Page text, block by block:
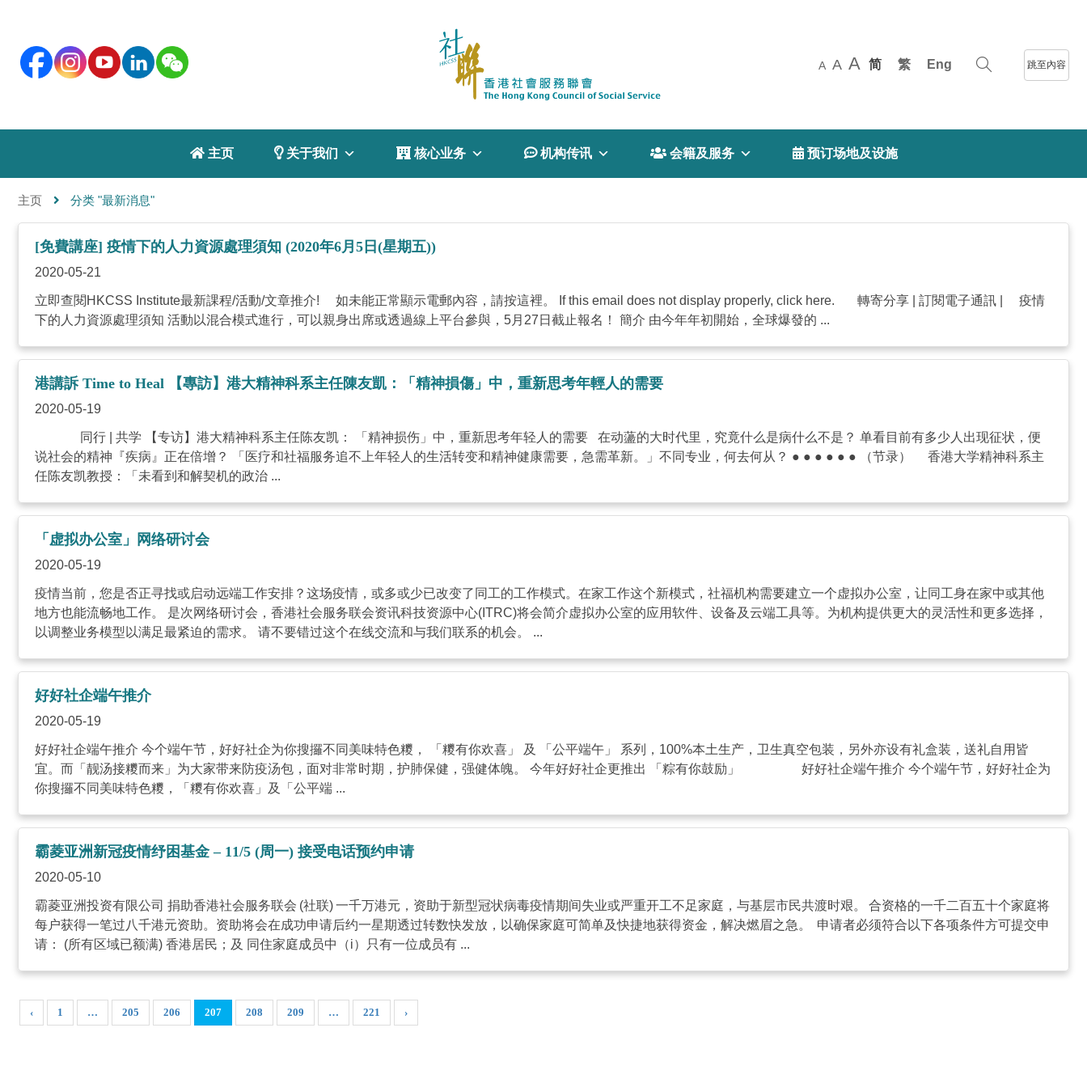
A A A 简 繁 Eng 跳至內容
 主页  关于我们  核心业务  机构传讯  会籍及服务  预订场地及设施
主页 分类 "最新消息"
[免費講座] 疫情下的人力資源處理須知 (2020年6月5日(星期五))
2020-05-21
立即查閱HKCSS Institute最新課程/活動/文章推介! 如未能正常顯示電郵內容，請按這裡。 If this email does not display properly, click here. 轉寄分享 | 訂閱電子通訊 | 疫情
下的人力資源處理須知 活動以混合模式進行，可以親身出席或透過線上平台參與，5月27日截止報名！ 簡介 由今年年初開始，全球爆發的 ...
港講訴 Time to Heal 【專訪】港大精神科系主任陳友凱：「精神損傷」中，重新思考年輕人的需要
2020-05-19
同行 | 共学 【专访】港大精神科系主任陈友凯： 「精神损伤」中，重新思考年轻人的需要 在动蘯的大时代里，究竟什么是病什么不是？ 单看目前有多少人出现征状，便
说社会的精神『疾病』正在倍增？ 「医疗和社福服务追不上年轻人的生活转变和精神健康需要，急需革新。」不同专业，何去何从？ ● ● ● ● ● ● （节录） 香港大学精神科系主
任陈友凯教授：「未看到和解契机的政治 ...
「虚拟办公室」网络研讨会
2020-05-19
疫情当前，您是否正寻找或启动远端工作安排？这场疫情，或多或少已改变了同工的工作模式。在家工作这个新模式，社福机构需要建立一个虚拟办公室，让同工身在家中或其他
地方也能流畅地工作。 是次网络研讨会，香港社会服务联会资讯科技资源中心(ITRC)将会简介虚拟办公室的应用软件、设备及云端工具等。为机构提供更大的灵活性和更多选择，
以调整业务模型以满足最紧迫的需求。 请不要错过这个在线交流和与我们联系的机会。 ...
好好社企端午推介
2020-05-19
好好社企端午推介 今个端午节，好好社企为你搜攞不同美味特色糭， 「糭有你欢喜」 及 「公平端午」 系列，100%本土生产，卫生真空包装，另外亦设有礼盒装，送礼自用皆
宜。而「靓汤接糭而来」为大家带来防疫汤包，面对非常时期，护肺保健，强健体魄。 今年好好社企更推出 「粽有你鼓励」 好好社企端午推介 今个端午节，好好社企为
你搜攞不同美味特色糭，「糭有你欢喜」及「公平端 ...
霸菱亚洲新冠疫情纾困基金 – 11/5 (周一) 接受电话预约申请
2020-05-10
霸菱亚洲投资有限公司 捐助香港社会服务联会 (社联) 一千万港元，资助于新型冠状病毒疫情期间失业或严重开工不足家庭，与基层市民共渡时艰。 合资格的一千二百五十个家庭将
每户获得一笔过八千港元资助。资助将会在成功申请后约一星期透过转数快发放，以确保家庭可简单及快捷地获得资金，解决燃眉之急。 申请者必须符合以下各项条件方可提交申
请： (所有区域已额满) 香港居民；及 同住家庭成员中（i）只有一位成员有 ...
‹ 1 … 205 206 207 208 209 … 221 ›